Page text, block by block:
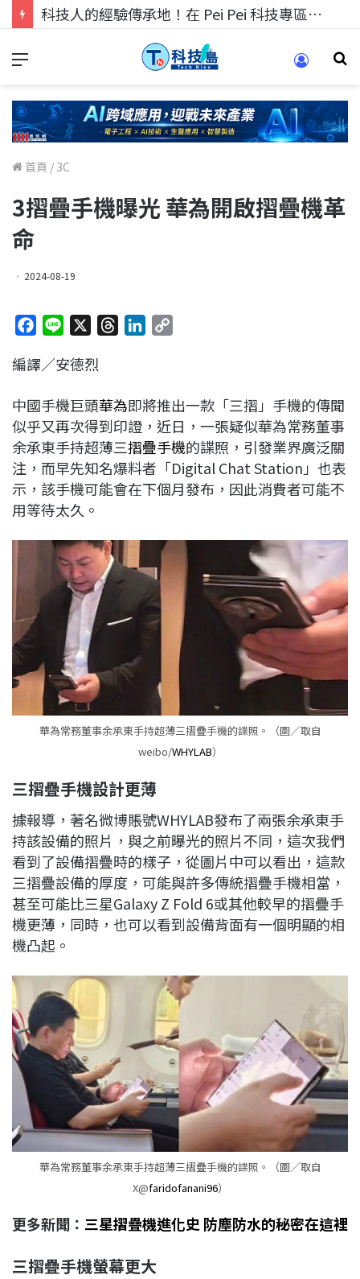
科技人的經驗傳承地！在 Pei Pei 科技專區，與學弟妹交流最硬核的技術
首頁 / 3C
3摺疊手機曝光 華為開啟摺疊機革
命
2024-08-19
c
b
o
o
k
n
a
d
s
e
d
I
n
L
i
n
k
編譯／安德烈
中國手機巨頭華為即將推出一款「三摺」手機的傳聞
似乎又再次得到印證，近日，一張疑似華為常務董事
余承東手持超薄三摺疊手機的諜照，引發業界廣泛關
注，而早先知名爆料者「Digital Chat Station」也表
示，該手機可能會在下個月發布，因此消費者可能不
用等待太久。
華為常務董事余承東手持超薄三摺疊手機的諜照。（圖／取自
weibo/WHYLAB）
三摺疊手機設計更薄
據報導，著名微博賬號WHYLAB發布了兩張余承東手
持該設備的照片，與之前曝光的照片不同，這次我們
看到了設備摺疊時的樣子，從圖片中可以看出，這款
三摺疊設備的厚度，可能與許多傳統摺疊手機相當，
甚至可能比三星Galaxy Z Fold 6或其他較早的摺疊手
機更薄，同時，也可以看到設備背面有一個明顯的相
機凸起。
華為常務董事余承東手持超薄三摺疊手機的諜照。（圖／取自
X@faridofanani96）
更多新聞： 三星摺疊機進化史 防塵防水的秘密在這裡
三摺疊手機螢幕更大